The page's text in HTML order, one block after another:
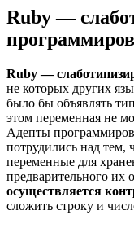
Ruby —
Ruby —
не которых других
было бы объявлять
этом переменная не
Адепты
потрудились над тем,
переменные для
предварительного их
осуществляется
сложить строку и